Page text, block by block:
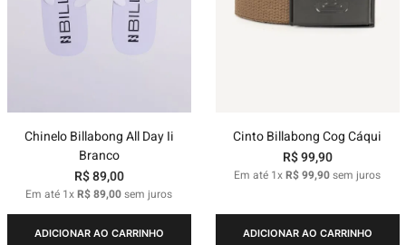
Chinelo Billabong All Day Ii
Branco
R$89,00
Em até 1xR$89,00sem juros
ADICIONAR AO CARRINHO
Cinto Billabong Cog Cáqui
R$99,90
Em até 1xR$99,90sem juros
ADICIONAR AO CARRINHO